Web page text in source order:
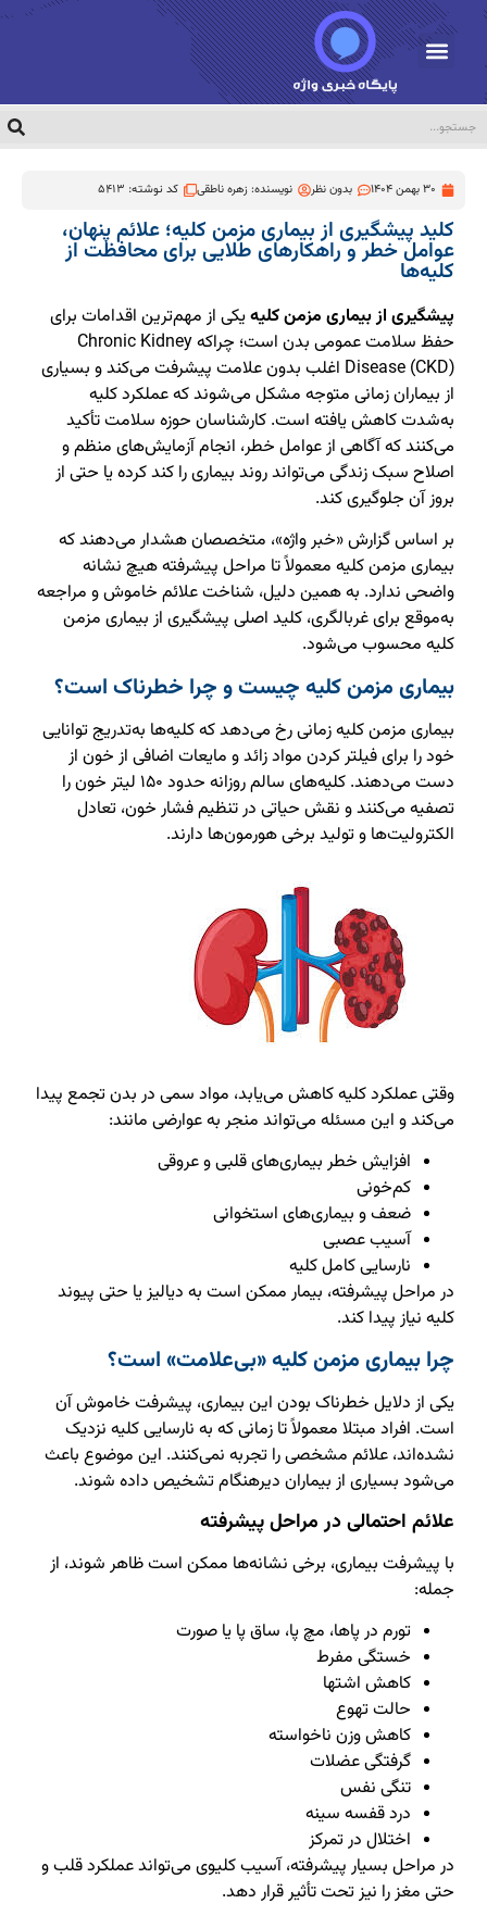
30 بهمن 1404 بدون نظر نویسنده:زهره ناطقی کد نوشته: 5413
کلید پیشگیری از بیماری مزمن کلیه؛ علائم پنهان،
عوامل خطر و راهکارهای طلایی برای محافظت از
کلیه‌ها
پیشگیری از بیماری مزمن کلیهیکی از مهم‌ترین اقدامات برای
حفظ سلامت عمومی بدن است؛ چراکه Chronic Kidney
Disease (CKD) اغلب بدون علامت پیشرفت می‌کند و بسیاری
از بیماران زمانی متوجه مشکل می‌شوند که عملکرد کلیه
به‌شدت کاهش یافته است. کارشناسان حوزه سلامت تأکید
می‌کنند که آگاهی از عوامل خطر، انجام آزمایش‌های منظم و
اصلاح سبک زندگی می‌تواند روند بیماری را کند کرده یا حتی از
بروز آن جلوگیری کند.
بر اساس گزارش «خبر واژه»، متخصصان هشدار می‌دهند که
بیماری مزمن کلیه معمولاً تا مراحل پیشرفته هیچ نشانه
واضحی ندارد. به همین دلیل، شناخت علائم خاموش و مراجعه
به‌موقع برای غربالگری، کلید اصلی پیشگیری از بیماری مزمن
کلیه محسوب می‌شود.
بیماری مزمن کلیه چیست و چرا خطرناک است؟
بیماری مزمن کلیه زمانی رخ می‌دهد که کلیه‌ها به‌تدریج توانایی
خود را برای فیلتر کردن مواد زائد و مایعات اضافی از خون از
دست می‌دهند. کلیه‌های سالم روزانه حدود ۱۵۰ لیتر خون را
تصفیه می‌کنند و نقش حیاتی در تنظیم فشار خون، تعادل
الکترولیت‌ها و تولید برخی هورمون‌ها دارند.
وقتی عملکرد کلیه کاهش می‌یابد، مواد سمی در بدن تجمع پیدا
می‌کند و این مسئله می‌تواند منجر به عوارضی مانند:
افزایش خطر بیماری‌های قلبی و عروقی
کم‌خونی
ضعف و بیماری‌های استخوانی
آسیب عصبی
نارسایی کامل کلیه
در مراحل پیشرفته، بیمار ممکن است به دیالیز یا حتی پیوند
کلیه نیاز پیدا کند.
چرا بیماری مزمن کلیه «بی‌علامت» است؟
یکی از دلایل خطرناک بودن این بیماری، پیشرفت خاموش آن
است. افراد مبتلا معمولاً تا زمانی که به نارسایی کلیه نزدیک
نشده‌اند، علائم مشخصی را تجربه نمی‌کنند. این موضوع باعث
می‌شود بسیاری از بیماران دیرهنگام تشخیص داده شوند.
علائم احتمالی در مراحل پیشرفته
با پیشرفت بیماری، برخی نشانه‌ها ممکن است ظاهر شوند، از
جمله:
تورم در پاها، مچ پا، ساق پا یا صورت
خستگی مفرط
کاهش اشتها
حالت تهوع
کاهش وزن ناخواسته
گرفتگی عضلات
تنگی نفس
درد قفسه سینه
اختلال در تمرکز
در مراحل بسیار پیشرفته، آسیب کلیوی می‌تواند عملکرد قلب و
حتی مغز را نیز تحت تأثیر قرار دهد.